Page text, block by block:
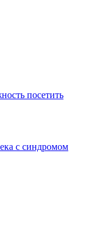
посетить
с синдромом